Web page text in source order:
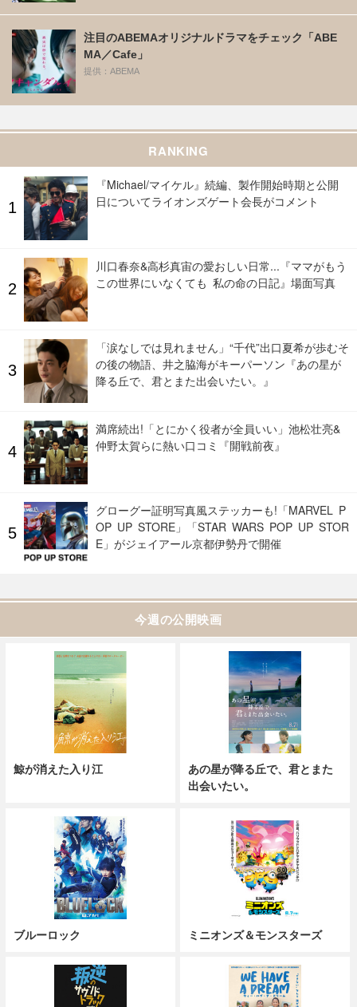
注目のABEMAオリジナルドラマをチェック「ABE
MA／Cafe」
提供：ABEMA
RANKING
『Michael/マイケル』続編、製作開始時期と公開
日についてライオンズゲート会長がコメント
川口春奈&高杉真宙の愛おしい日常...『ママがもう
この世界にいなくても 私の命の日記』場面写真
「涙なしでは見れません」“千代”出口夏希が歩むそ
の後の物語、井之脇海がキーパーソン『あの星が
降る丘で、君とまた出会いたい。』
満席続出!「とにかく役者が全員いい」池松壮亮&
仲野太賀らに熱い口コミ『開戦前夜』
グローグー証明写真風ステッカーも!「MARVEL P
OP UP STORE」「STAR WARS POP UP STOR
E」がジェイアール京都伊勢丹で開催
今週の公開映画
鯨が消えた入り江
あの星が降る丘で、君とまた
出会いたい。
ブルーロック ミニオンズ＆モンスターズ